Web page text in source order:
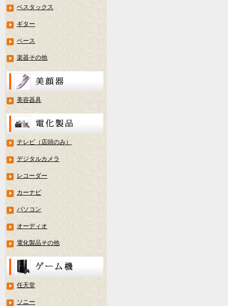
ベスタックス
ギター
ベース
楽器その他
美容器具
テレビ（店頭のみ）
デジタルカメラ
レコーダー
カーナビ
パソコン
オーディオ
電化製品その他
任天堂
ソニー